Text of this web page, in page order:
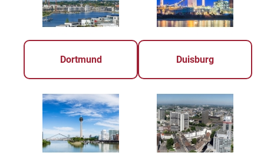
Dortmund Duisburg